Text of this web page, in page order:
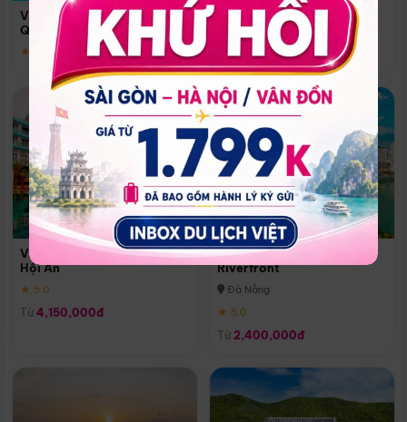
Vinpearl Resort & Spa Phu
Quoc
★ 5.0
Quoc
Phú Quốc
★ 5.0
Vinpearl Resort & Golf Nam
Hội An
★ 5.0
Từ 4,150,000đ
Melia Vinpearl Danang
Riverfront
Đà Nẵng
★ 5.0
Từ 2,400,000đ